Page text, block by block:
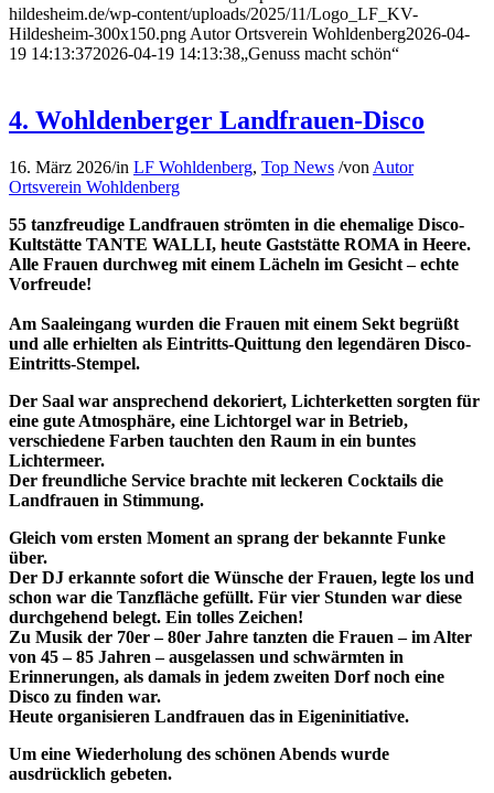
hildesheim.de/wp-content/uploads/2025/11/Logo_LF_KV-
Hildesheim-300x150.png Autor Ortsverein Wohldenberg2026-04-
19 14:13:372026-04-19 14:13:38„Genuss macht schön“
4. Wohldenberger Landfrauen-Disco
16. März 2026/in LF Wohldenberg, Top News /von Autor
Ortsverein Wohldenberg
55 tanzfreudige Landfrauen strömten in die ehemalige Disco-
Kultstätte TANTE WALLI, heute Gaststätte ROMA in Heere.
Alle Frauen durchweg mit einem Lächeln im Gesicht – echte
Vorfreude!
Am Saaleingang wurden die Frauen mit einem Sekt begrüßt
und alle erhielten als Eintritts-Quittung den legendären Disco-
Eintritts-Stempel.
Der Saal war ansprechend dekoriert, Lichterketten sorgten für
eine gute Atmosphäre, eine Lichtorgel war in Betrieb,
verschiedene Farben tauchten den Raum in ein buntes
Lichtermeer.
Der freundliche Service brachte mit leckeren Cocktails die
Landfrauen in Stimmung.
Gleich vom ersten Moment an sprang der bekannte Funke
über.
Der DJ erkannte sofort die Wünsche der Frauen, legte los und
schon war die Tanzfläche gefüllt. Für vier Stunden war diese
durchgehend belegt. Ein tolles Zeichen!
Zu Musik der 70er – 80er Jahre tanzten die Frauen – im Alter
von 45 – 85 Jahren – ausgelassen und schwärmten in
Erinnerungen, als damals in jedem zweiten Dorf noch eine
Disco zu finden war.
Heute organisieren Landfrauen das in Eigeninitiative.
Um eine Wiederholung des schönen Abends wurde
ausdrücklich gebeten.